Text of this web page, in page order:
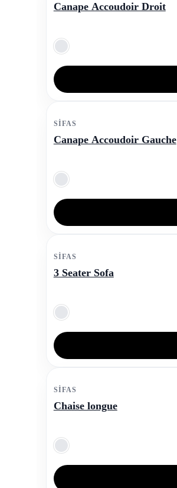
Canape Accoudoir Droit
SIFAS
Canape Accoudoir Gauche
SIFAS
3 Seater Sofa
SIFAS
Chaise longue